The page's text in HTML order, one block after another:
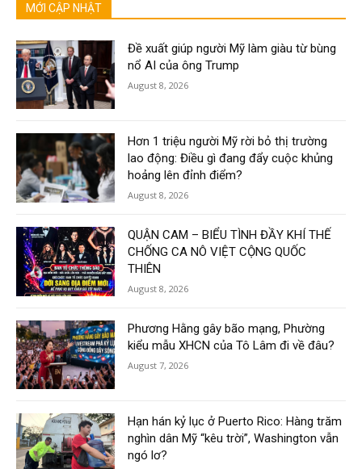
MỚI CẬP NHẬT
Đề xuất giúp người Mỹ làm giàu từ bùng
nổ AI của ông Trump
August 8, 2026
Hơn 1 triệu người Mỹ rời bỏ thị trường
lao động: Điều gì đang đẩy cuộc khủng
hoảng lên đỉnh điểm?
August 8, 2026
QUẬN CAM – BIỂU TÌNH ĐẦY KHÍ THẾ
CHỐNG CA NÔ VIỆT CỘNG QUỐC
THIÊN
August 8, 2026
Phương Hằng gây bão mạng, Phường
kiểu mẫu XHCN của Tô Lâm đi về đâu?
August 7, 2026
Hạn hán kỷ lục ở Puerto Rico: Hàng trăm
nghìn dân Mỹ “kêu trời”, Washington vẫn
ngó lơ?